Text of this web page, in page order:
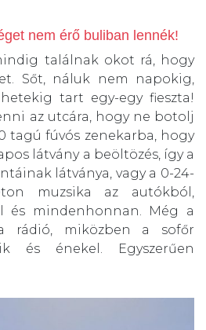
nem érő buliban lennék!
találnak okot rá, hogy
Sőt, náluk nem napokig,
tart egy-egy fieszta!
az utcára, hogy ne botolj
tagú fúvós zenekarba, hogy
látvány a beöltözés, így a
látványa, vagy a 0-24-
muzsika az autókból,
és mindenhonnan. Még a
rádió, miközben a sofőr
és énekel. Egyszerűen